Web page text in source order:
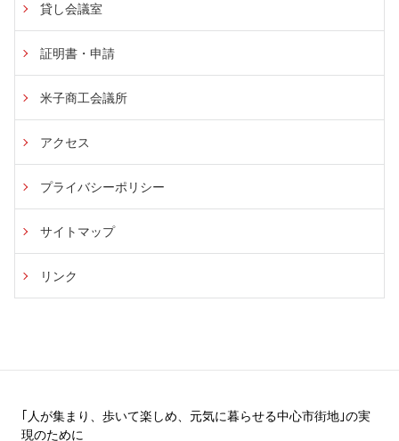
貸し会議室
証明書・申請
米子商工会議所
アクセス
プライバシーポリシー
サイトマップ
リンク
｢人が集まり、歩いて楽しめ、元気に暮らせる中心市街地｣の実
現のために